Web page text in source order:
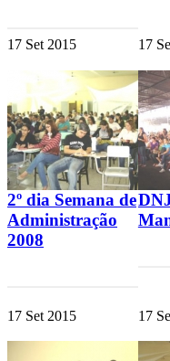
17 Set 2015
2º dia Semana de
Administração
2008
17
17 Set 2015 17